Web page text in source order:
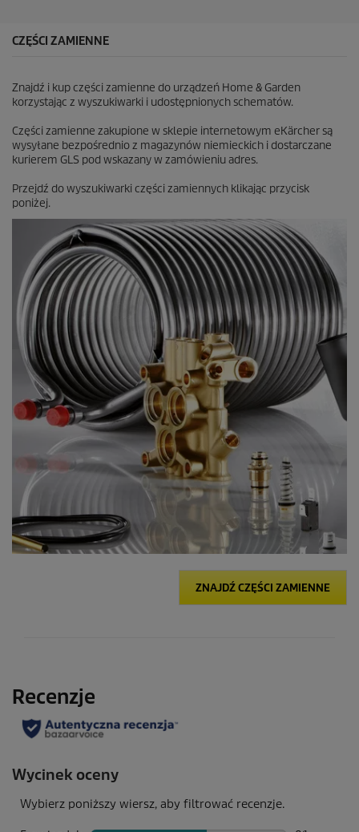
e
z
j
CZĘŚCI ZAMIENNE
Znajdź i kup części zamienne do urządzeń Home & Garden
korzystając z wyszukiwarki i udostępnionych schematów.
Części zamienne zakupione w sklepie internetowym eKärcher są
wysyłane bezpośrednio z magazynów niemieckich i dostarczane
kurierem GLS pod wskazany w zamówieniu adres.
Przejdź do wyszukiwarki części zamiennych klikając przycisk
poniżej.
ZNAJDŹ CZĘŚCI ZAMIENNE